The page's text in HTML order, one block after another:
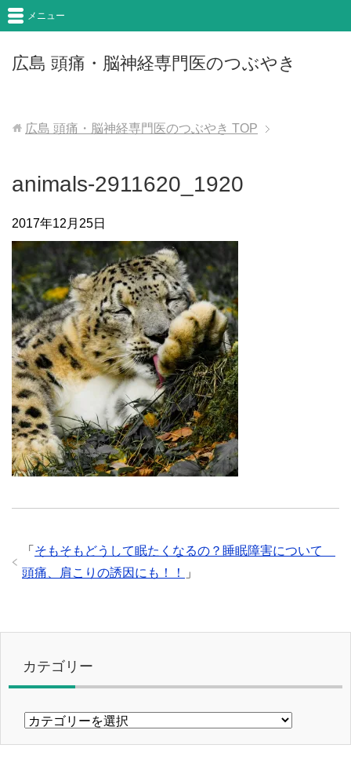
広島 頭痛・脳神経専門医のつぶやき
メニュー
広島 頭痛・脳神経専門医のつぶやき TOP
animals-2911620_1920
2017年12月25日
「 そもそもどうして眠たくなるの？睡眠障害について
頭痛、肩こりの誘因にも！！
」
カテゴリー
カ